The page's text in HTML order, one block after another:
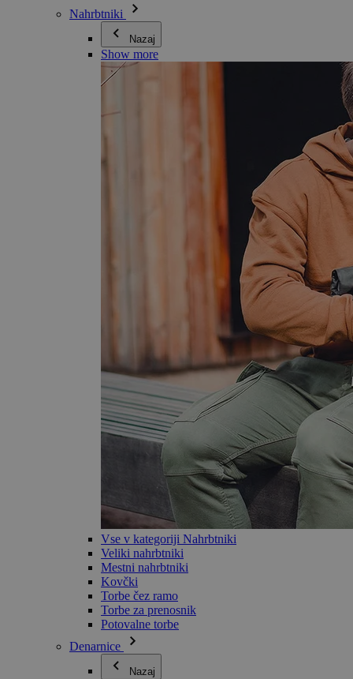
Nahrbtniki
Nazaj
Show more
Vse v kategoriji Nahrbtniki
Veliki nahrbtniki
Mestni nahrbtniki
Kovčki
Torbe čez ramo
Torbe za prenosnik
Potovalne torbe
Denarnice
Nazaj